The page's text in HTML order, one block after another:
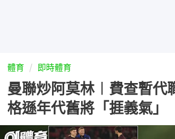
體育 即時體育
曼聯炒阿莫林︱費查暫
格遜年代舊將「捱義氣」